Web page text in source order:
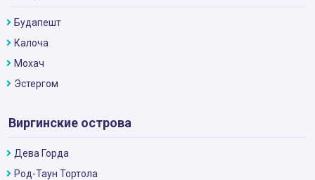
Будапешт
Калоча
Мохач
Эстергом
Виргинские острова
Дева Горда
Род-Таун Тортола